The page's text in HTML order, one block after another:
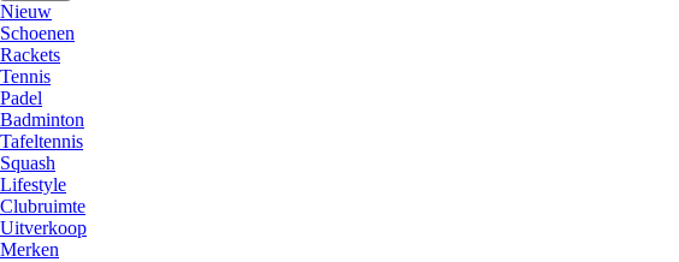
Nieuw
Schoenen
Rackets
Tennis
Padel
Badminton
Tafeltennis
Squash
Lifestyle
Clubruimte
Uitverkoop
Merken